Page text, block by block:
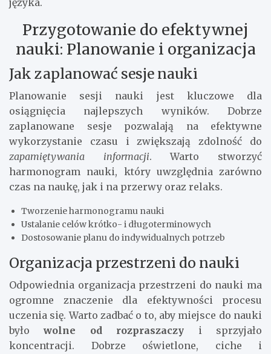
języka.
Przygotowanie do efektywnej
nauki: Planowanie i organizacja
Jak zaplanować sesje nauki
Planowanie sesji nauki jest kluczowe dla
osiągnięcia najlepszych wyników. Dobrze
zaplanowane sesje pozwalają na efektywne
wykorzystanie czasu i zwiększają zdolność do
zapamiętywania informacji. Warto stworzyć
harmonogram nauki, który uwzględnia zarówno
czas na naukę, jak i na przerwy oraz relaks.
Tworzenie harmonogramu nauki
Ustalanie celów krótko- i długoterminowych
Dostosowanie planu do indywidualnych potrzeb
Organizacja przestrzeni do nauki
Odpowiednia organizacja przestrzeni do nauki ma
ogromne znaczenie dla efektywności procesu
uczenia się. Warto zadbać o to, aby miejsce do nauki
byłowolne od rozpraszaczy i sprzyjało
koncentracji. Dobrze oświetlone, ciche i